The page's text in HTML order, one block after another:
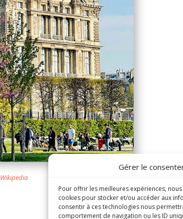
Gérer le
Pour offrir les meilleures expériences,
cookies pour stocker et/ou accéder aux
consentir à ces technologies nous
comportement de navigation ou les ID
Wikipedia